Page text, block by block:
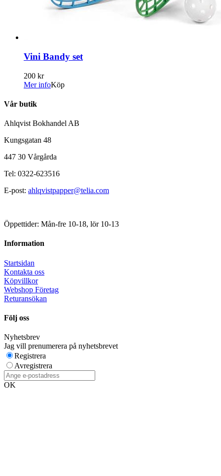
Vini Bandy set
200 kr
Mer infoKöp
Vår butik
Ahlqvist Bokhandel AB
Kungsgatan 48
447 30 Vårgårda
Tel: 0322-623516
E-post: ahlqvistpapper@telia.com
Öppettider: Mån-fre 10-18, lör 10-13
Information
Startsidan
Kontakta oss
Köpvillkor
Webshop Företag
Returansökan
Följ oss
Nyhetsbrev
Jag vill prenumerera på nyhetsbrevet
Registrera
Avregistrera
OK